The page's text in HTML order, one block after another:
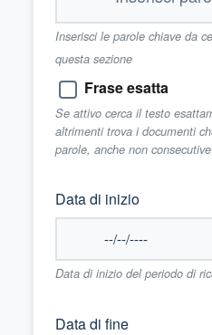
Inserisci le parole chiave da
questa sezione
Frase esatta
Se attivo cerca il testo
altrimenti trova i documenti
parole, anche non consecutive
Data di inizio
Data di inizio del periodo di
Data di fine